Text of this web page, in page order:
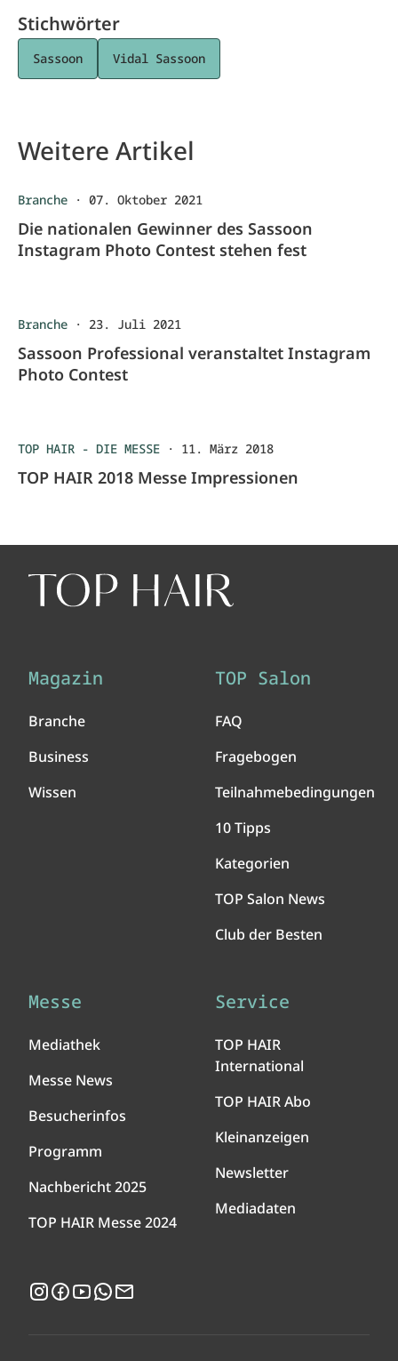
Stichwörter
Sassoon Vidal Sassoon
Weitere Artikel
Branche · 07. Oktober 2021
Die nationalen Gewinner des Sassoon
Instagram Photo Contest stehen fest
Branche · 23. Juli 2021
Sassoon Professional veranstaltet Instagram
Photo Contest
TOP HAIR - DIE MESSE · 11. März 2018
TOP HAIR 2018 Messe Impressionen
Magazin
Branche
Business
Wissen
TOP Salon
FAQ
Fragebogen
Teilnahmebedingungen
10 Tipps
Kategorien
TOP Salon News
Club der Besten
Messe
Mediathek
Messe News
Besucherinfos
Programm
Nachbericht 2025
TOP HAIR Messe 2024
Service
TOP HAIR
International
TOP HAIR Abo
Kleinanzeigen
Newsletter
Mediadaten
Instagram
Facebook
YouTubeWhatsApp